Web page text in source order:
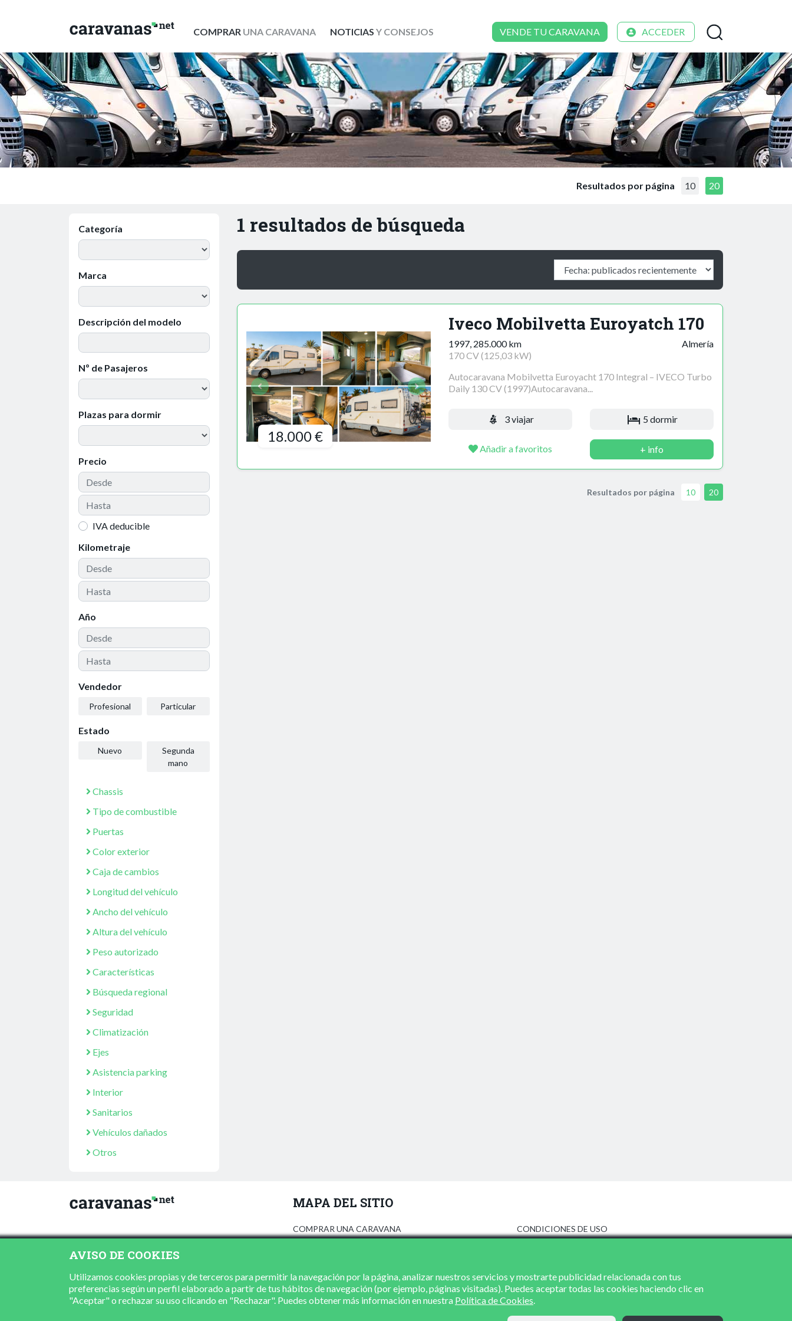
COMPRARUNA CARAVANA NOTICIAS Y CONSEJOS VENDE TU CARAVANA ACCEDER
Resultados por página 10 20
Categoría
Marca
Descripción del modelo
Nº de Pasajeros
Plazas para dormir
Precio
IVA deducible
Kilometraje
Año
Vendedor
Profesional Particular
Estado
Nuevo
Segunda
mano
Chassis
Tipo de combustible
Puertas
Color exterior
Caja de cambios
Longitud del vehículo
Ancho del vehículo
Altura del vehículo
Peso autorizado
Características
Búsqueda regional
Seguridad
Climatización
Ejes
Asistencia parking
Interior
Sanitarios
Vehículos dañados
Otros
1 resultados de búsqueda
18.000 €
Iveco Mobilvetta Euroyatch 170
1997, 285.000 km
170 CV (125,03 kW)
Almería
Autocaravana Mobilvetta Euroyacht 170 Integral – IVECO Turbo
Daily 130 CV (1997)Autocaravana...
3 viajar 5 dormir
Añadir a favoritos + info
Resultados por página 10 20
MAPA DEL SITIO
COMPRAR UNA CARAVANA
CONCESIONARIOS
CONTACTO
CONDICIONES DE USO
POLÍTICA DE COOKIES
AVISO DE COOKIES
Utilizamos cookies propias y de terceros para permitir la navegación por la página, analizar nuestros servicios y mostrarte publicidad relacionada con tus
preferencias según un perfil elaborado a partir de tus hábitos de navegación (por ejemplo, páginas visitadas). Puedes aceptar todas las cookies haciendo clic en
"Aceptar" o rechazar su uso clicando en "Rechazar". Puedes obtener más información en nuestra Política de Cookies.